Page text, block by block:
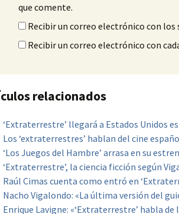
que comente.
Recibir un correo electrónico con
Recibir un correo electrónico con
relacionados
‘Extraterrestre’ llegará a Estados Unidos
Los ‘extraterrestres’ hablan del cine
‘Los Juegos del Hambre’ arrasa en su
‘Extraterrestre’, la ciencia ficción según
Raúl Cimas cuenta como entró en
Nacho Vigalondo: «La última versión del
Enrique Lavigne: «‘Extraterrestre’ habla